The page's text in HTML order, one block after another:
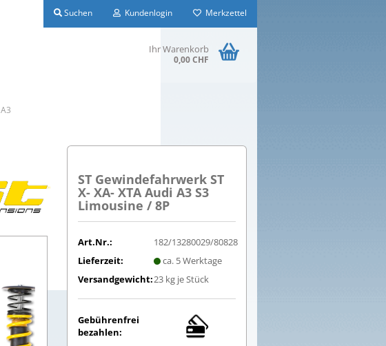
Suchen Kundenlogin Merkzettel
Ihr Warenkorb
0,00 CHF
A3
ST Gewindefahrwerk ST
X- XA- XTA Audi A3 S3
Limousine / 8P
Art.Nr.:
182/13280029/80828
Lieferzeit:
ca. 5 Werktage
Versandgewicht:23 kg je Stück
Gebührenfrei
bezahlen: